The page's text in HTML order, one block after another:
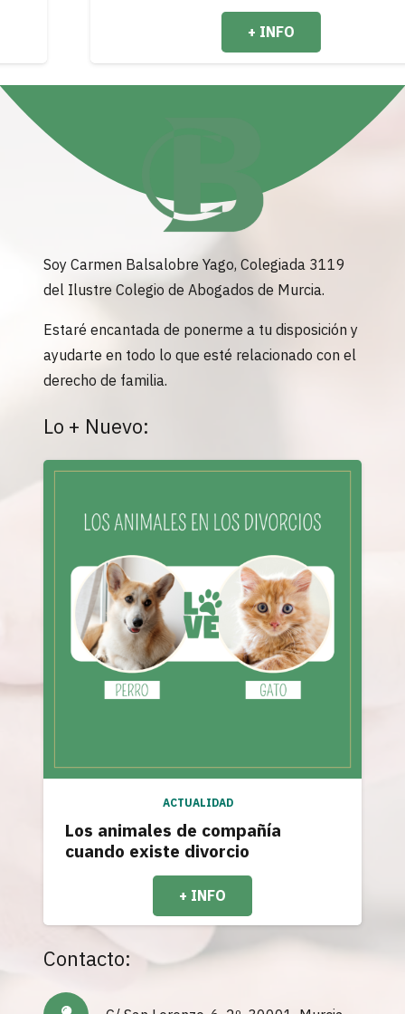
Soy Carmen Balsalobre Yago, Colegiada 3119
del Ilustre Colegio de Abogados de Murcia.
Estaré encantada de ponerme a tu disposición y
ayudarte en todo lo que esté relacionado con el
derecho de familia.
Lo + Nuevo:
ACTUALIDAD
Los animales de compañía
cuando existe divorcio
+ INFO
Contacto: